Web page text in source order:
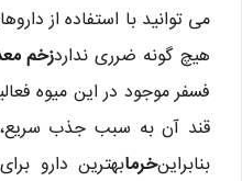
می توانید با استفاده از
هیچ گونه ضرری نداردزخم
فسفر موجود در این میوه
قند آن به سبب جذب
بنابراینخرمابهترین دارو